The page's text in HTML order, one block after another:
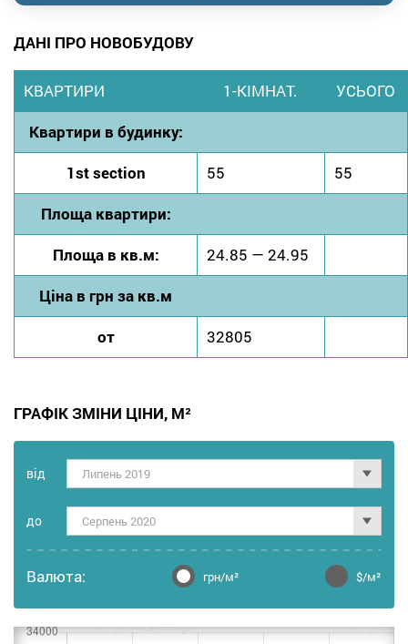
ДАНІ ПРО НОВОБУДОВУ
КВАРТИРИ 1-КІМНАТ.
УСЬОГО
Квартири в будинку:
1st section
55
55
Площа квартири:
Площа в кв.м:
24.85 — 24.95
Ціна в грн за кв.м
от
32805
ГРАФІК ЗМІНИ ЦІНИ, М²
від Липень 2019
до Серпень 2020
Валюта: грн/м² $/м²